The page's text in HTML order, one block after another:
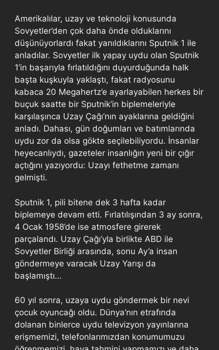
Amerikalılar, uzay ve teknoloji konusunda
Sovyetler’den çok daha önde olduklarını
düşünüyorlardı fakat yanıldıklarını Sputnik 1 ile
anladılar. Sovyetler ilk yapay uydu olan Sputnik
1’in başarıyla fırlatıldığını duyurduğunda halk
başta kuşkuyla yaklaştı, fakat radyosunu
kabaca 20 Megahertz’e ayarlayabilen herkes bir
buçuk saatte bir Sputnik’in biplemeleriyle
karşılaşınca Uzay Çağı’nın ayaklarına geldiğini
anladı. Dahası, gün doğumları ve batımlarında
uydu zor da olsa gökte seçilebiliyordu. İnsanlar
heyecanlıydı, gazeteler insanlığın yeni bir çığır
açtığını yazıyordu: Uzayı fethetme zamanı
gelmişti.
Sputnik 1, pili bitene dek 3 hafta kadar
biplemeye devam etti. Fırlatılışından 3 ay sonra,
4 Ocak 1958’de ise atmosfere girerek
parçalandı. Uzay Çağı’yla birlikte ABD ile
Sovyetler Birliği arasında, sonu Ay’a insan
göndermeye varacak Uzay Yarışı da
başlamıştı…
60 yıl sonra, uzaya uydu göndermek bir nevi
çocuk oyuncağı oldu. Dünya’nın etrafında
dolanan binlerce uydu televizyon yayınlarına
erişmemizi, telefonlarımızdan konumumuzu